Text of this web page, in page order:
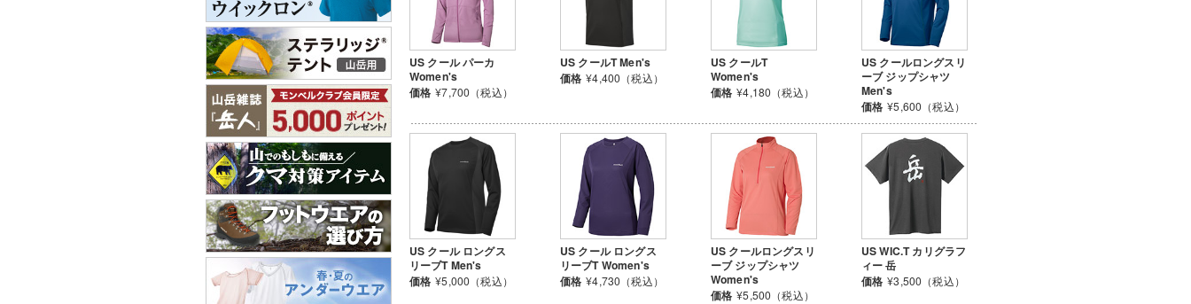
US クール パーカ
Women's
価格 ¥7,700（税込）
US クールT Men's
価格 ¥4,400（税込）
US クールT
Women's
価格 ¥4,180（税込）
US クールロングスリ
ーブ ジップシャツ
Men's
価格 ¥5,600（税込）
US クール ロングス
リーブT Men's
価格 ¥5,000（税込）
US クール ロングス
リーブT Women's
価格 ¥4,730（税込）
US クールロングスリ
ーブ ジップシャツ
Women's
価格 ¥5,500（税込）
US WIC.T カリグラフ
ィー 岳
価格 ¥3,500（税込）